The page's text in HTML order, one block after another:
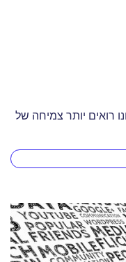
רואים יותר צמיחה של